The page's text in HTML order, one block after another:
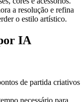
a resolução e refina
o estilo artístico.
IA
de partida criativos
necessário para